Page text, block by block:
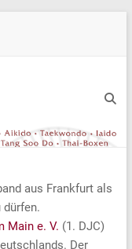
aus Frankfurt als
dürfen.
Main e. V. (1. DJC)
Der